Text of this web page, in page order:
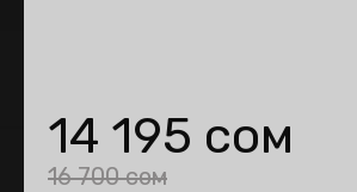
14 195 сом
16 700 сом